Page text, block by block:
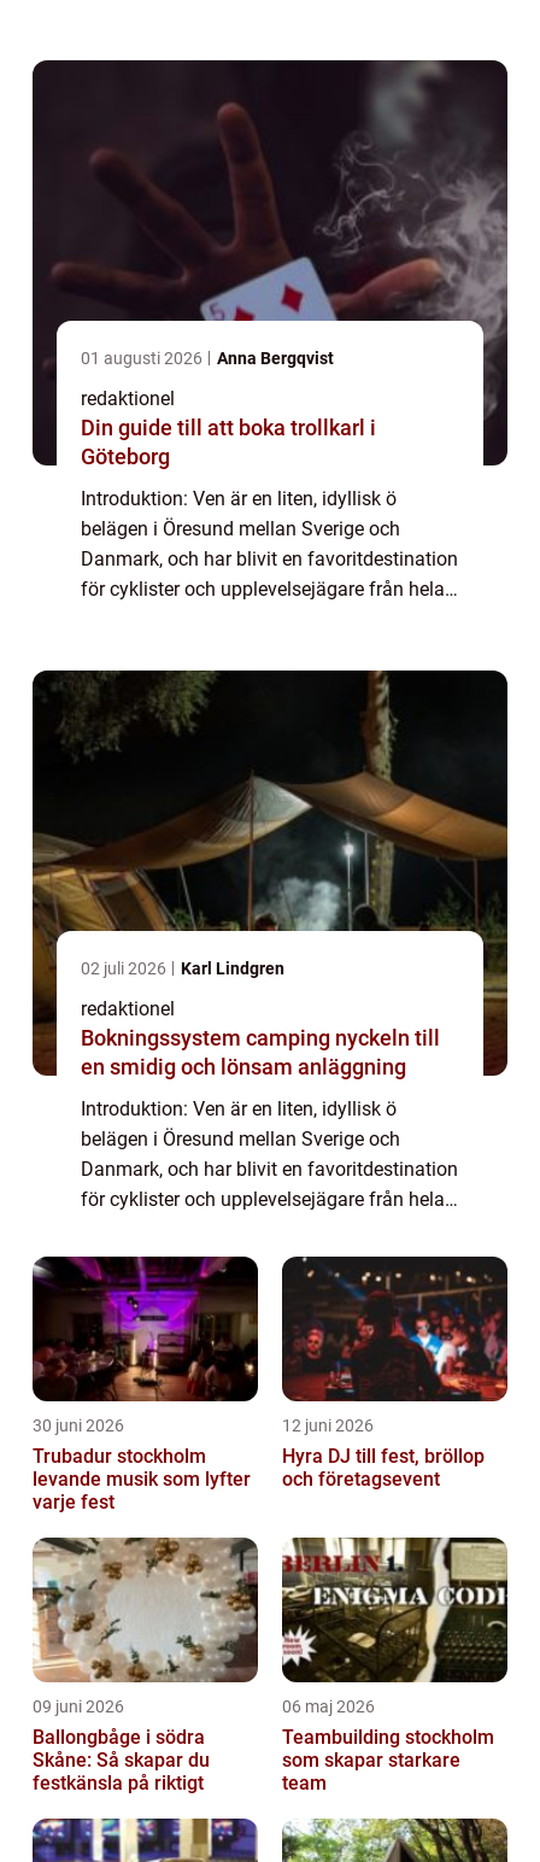
01 augusti 2026 Anna Bergqvist
redaktionel
Din guide till att boka trollkarl i
Göteborg
Introduktion: Ven är en liten, idyllisk ö
belägen i Öresund mellan Sverige och
Danmark, och har blivit en favoritdestination
för cyklister och upplevelsejägare från hela
02 juli 2026 Karl Lindgren
redaktionel
Bokningssystem camping nyckeln till
en smidig och lönsam anläggning
Introduktion: Ven är en liten, idyllisk ö
belägen i Öresund mellan Sverige och
Danmark, och har blivit en favoritdestination
för cyklister och upplevelsejägare från hela
historiska charm erbjuder ön en unik o...
30 juni 2026
Trubadur stockholm
levande musik som lyfter
varje fest
12 juni 2026
Hyra DJ till fest, bröllop
och företagsevent
09 juni 2026
Ballongbåge i södra
Skåne: Så skapar du
festkänsla på riktigt
06 maj 2026
Teambuilding stockholm
som skapar starkare
team